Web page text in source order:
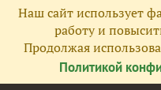
Наш сайт использует
работу и
Продолжая
Политикой